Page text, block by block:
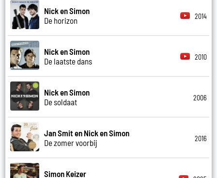
Nick en Simon
De horizon
2014
Nick en Simon
De laatste dans
2010
Nick en Simon
De soldaat
2006
Jan Smit en Nick en Simon
De zomer voorbij
2016
Simon Keizer